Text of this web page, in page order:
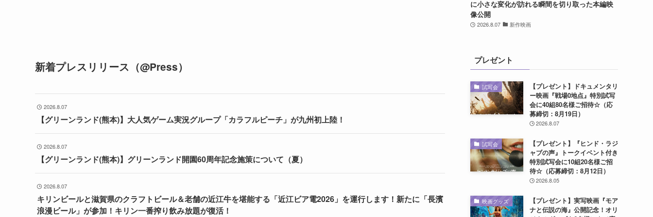
新着プレスリリース（@Press）
2026.8.07
【グリーンランド(熊本)】大人気ゲーム実況グループ「カラフルピーチ」が九州初上陸！
2026.8.07
【グリーンランド(熊本)】グリーンランド開園60周年記念施策について（夏）
2026.8.07
キリンビールと滋賀県のクラフトビール＆老舗の近江牛を堪能する「近江ビア電2026」を運行します！新たに「長濱
浪漫ビール」が参加！キリン一番搾り飲み放題が復活！
に小さな変化が訪れる瞬間を切り取った本編映
像公開
2026.8.07 新作映画
プレゼント
試写会
【プレゼント】ドキュメンタリ
ー映画『戦場0地点』特別試写
会に40組80名様ご招待☆（応
募締切：8月19日）
2026.8.07
試写会
【プレゼント】『ヒンド・ラジ
ャブの声』トークイベント付き
特別試写会に10組20名様ご招
待☆（応募締切：8月12日）
2026.8.05
映画グッズ
【プレゼント】実写映画『モア
ナと伝説の海』公開記念！オリ